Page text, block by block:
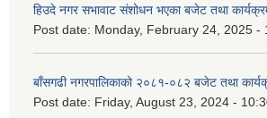
हिउदे नगर सभावाट संशोधन भएका बजेट तथा
Post date: Monday, February 24, 2025 -
बाँसगढी नगरपालिकाको २०८१-०८२ बजेट तथा
Post date: Friday, August 23, 2024 -